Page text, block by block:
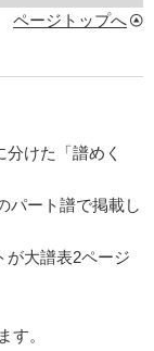
ページトップへ
けた「譜めく
パート譜で掲載し
が大譜表2ページ
す。